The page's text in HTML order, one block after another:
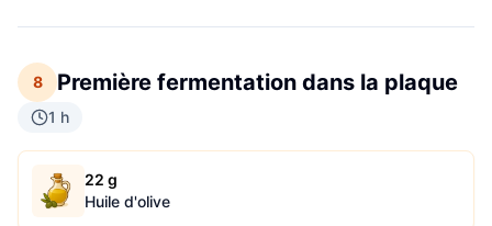
8 Première fermentation dans la plaque
1 h
22 g
Huile d'olive